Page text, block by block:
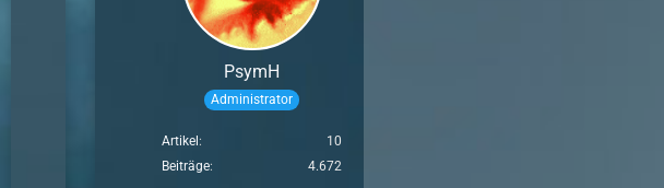
PsymH
Administrator
Artikel
10
Beiträge
4.672